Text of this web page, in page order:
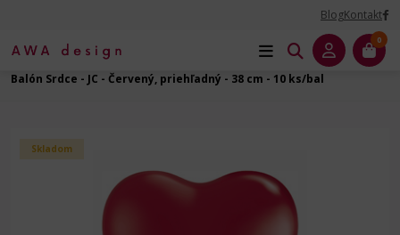
BlogKontakt
0
Balóny dekoračné
Balón Srdce - JC - Červený, priehľadný - 38 cm - 10 ks/bal
Skladom